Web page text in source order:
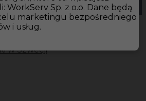
Kelner Sydkoster
w Szwecji
WorkServ Sp. z o.o. Dane będą
marketingu bezpośredniego
i usług.